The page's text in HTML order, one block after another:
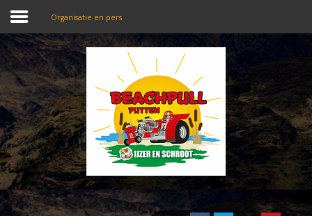
Home
Beachpull
Entree en locatie
Organisatie en pers
SEARCHOUR SITE